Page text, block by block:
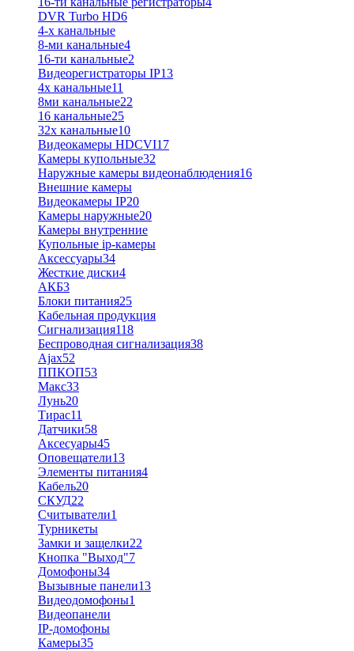
DVR Turbo HD6
4-х канальные
8-ми канальные4
16-ти канальные2
Видеорегистраторы IP13
4х канальные11
8ми канальные22
16 канальные25
32x канальные10
Видеокамеры HDCVI17
Камеры купольные32
Наружные камеры видеонаблюдения16
Внешние камеры
Видеокамеры IP20
Камеры наружные20
Камеры внутренние
Купольные ip-камеры
Аксессуары34
Жесткие диски4
АКБ3
Блоки питания25
Кабельная продукция
Сигнализация118
Беспроводная сигнализация38
Ajax52
ППКОП53
Макс33
Лунь20
Тирас11
Датчики58
Аксесуары45
Оповещатели13
Элементы питания4
Кабель20
СКУД22
Считыватели1
Турникеты
Замки и защелки22
Кнопка "Выход"7
Домофоны34
Вызывные панели13
Видеодомофоны1
Видеопанели
IP-домофоны
Камеры35